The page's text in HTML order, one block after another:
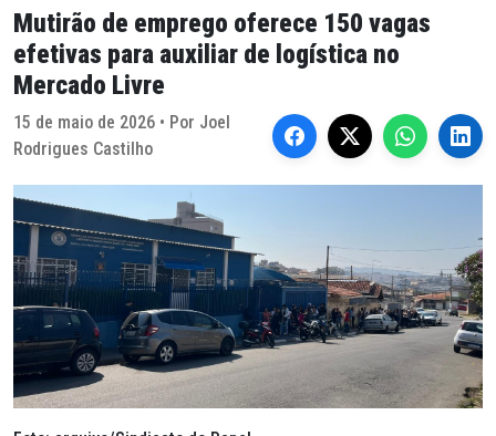
Mutirão de emprego oferece 150 vagas
efetivas para auxiliar de logística no
Mercado Livre
15 de maio de 2026 • Por Joel
Rodrigues Castilho